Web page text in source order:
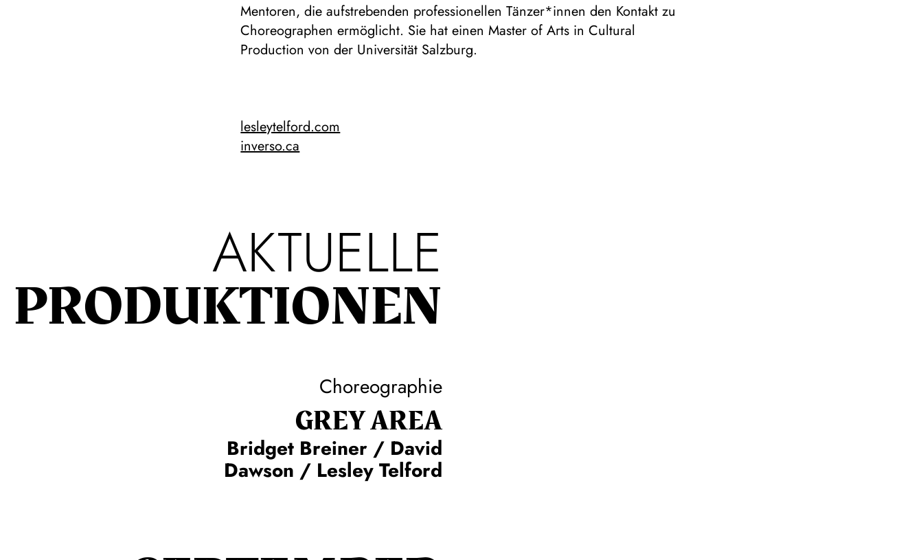
Mentoren, die aufstrebenden professionellen Tänzer*innen den Kontakt zu
Choreographen ermöglicht. Sie hat einen Master of Arts in Cultural
Production von der Universität Salzburg.
lesleytelford.com
inverso.ca
AKTUELLE
PRODUKTIONEN
Choreographie
GREY AREA
Bridget Breiner / David
Dawson / Lesley Telford